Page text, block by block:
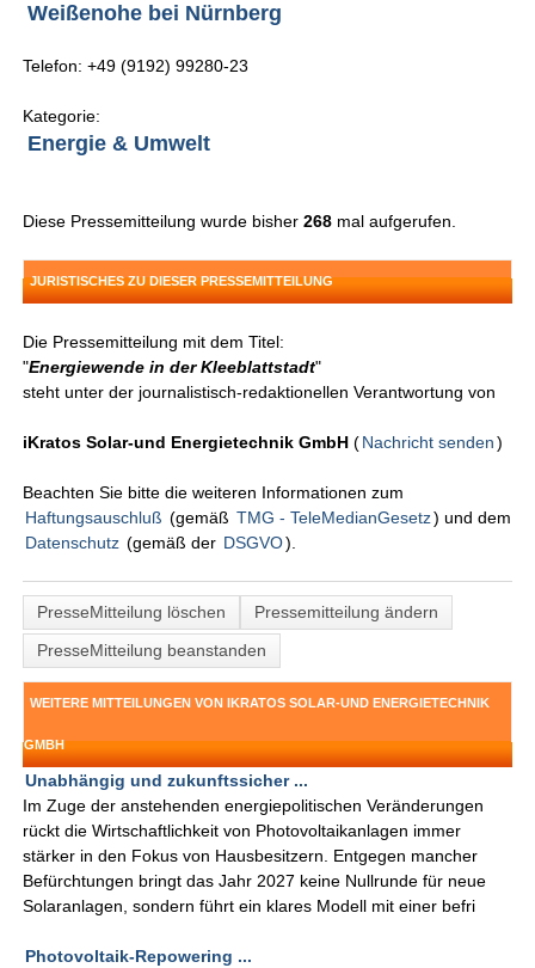
Weißenohe bei Nürnberg
Telefon: +49 (9192) 99280-23
Kategorie:
Energie & Umwelt
Diese Pressemitteilung wurde bisher268 mal aufgerufen.
JURISTISCHES ZU DIESER PRESSEMITTEILUNG
Die Pressemitteilung mit dem Titel:
"Energiewende in der Kleeblattstadt"
steht unter der journalistisch-redaktionellen Verantwortung von
iKratos Solar-und Energietechnik GmbH (Nachricht senden )
Beachten Sie bitte die weiteren Informationen zum
Haftungsauschluß (gemäß TMG - TeleMedianGesetz) und dem
Datenschutz (gemäß der DSGVO).
PresseMitteilung löschen
Pressemitteilung ändern
PresseMitteilung beanstanden
WEITERE MITTEILUNGEN VON IKRATOS SOLAR-UND ENERGIETECHNIK
GMBH
Unabhängig und zukunftssicher ...
Im Zuge der anstehenden energiepolitischen Veränderungen
rückt die Wirtschaftlichkeit von Photovoltaikanlagen immer
stärker in den Fokus von Hausbesitzern. Entgegen mancher
Befürchtungen bringt das Jahr 2027 keine Nullrunde für neue
Solaranlagen, sondern führt ein klares Modell mit einer befri
Photovoltaik-Repowering ...